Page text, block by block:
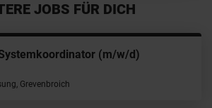
JOBS FÜR DICH
(m/w/d)
Grevenbroich